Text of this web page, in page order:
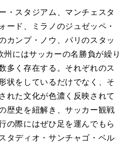
・スタジアム、マンチェスタ
ード、ミラノのジュゼッペ・
カンプ・ノウ、パリのスタッ
州にはサッカーの名勝負が繰り
多く存在する。それぞれのス
状をしているだけでなく、そ
れた文化が色濃く反映されて
歴史を紐解き、サッカー観戦
の際にはぜひ足を運んでもら
タディオ・サンチャゴ・ベル